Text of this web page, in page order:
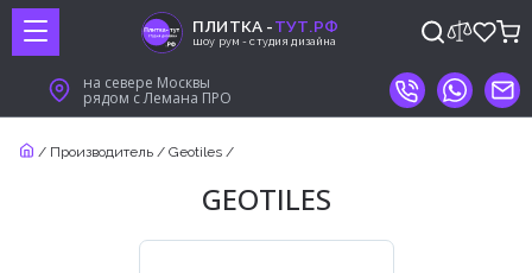
ПЛИТКА -ТУТ.РФ
шоу рум - студия дизайна
на севере Москвы
рядом с Лемана ПРО
/ Производитель / Geotiles /
GEOTILES